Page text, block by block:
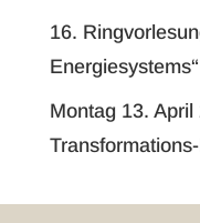
16.
Energiesystems“
Montag 13.